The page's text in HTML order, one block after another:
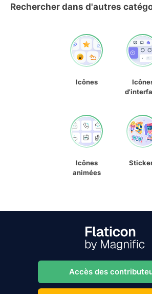
Rechercher dans d'autres
Icônes
Icônes
animées
Accès des